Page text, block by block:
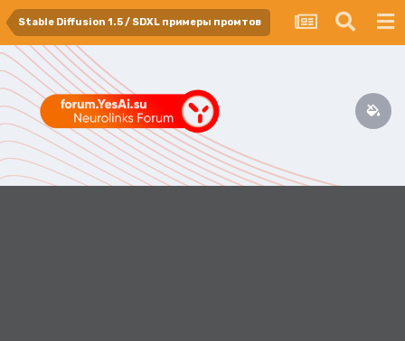
Stable Diffusion 1.5 / SDXL примеры промтов